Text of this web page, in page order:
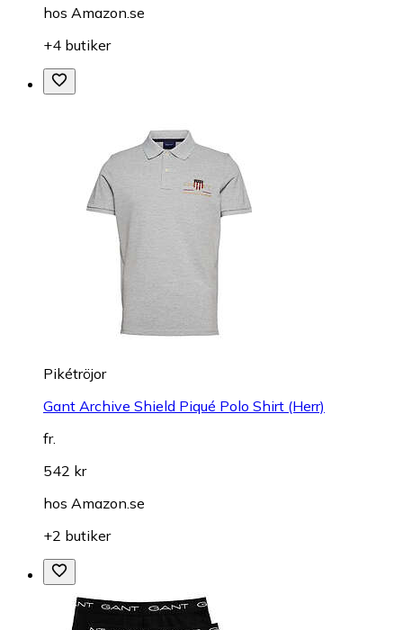
hos Amazon.se
+4 butiker
Pikétröjor
Gant Archive Shield Piqué Polo Shirt (Herr)
fr.
542 kr
hos Amazon.se
+2 butiker